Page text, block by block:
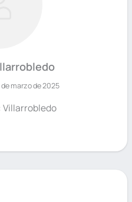
marzo de 2025
Villarrobledo